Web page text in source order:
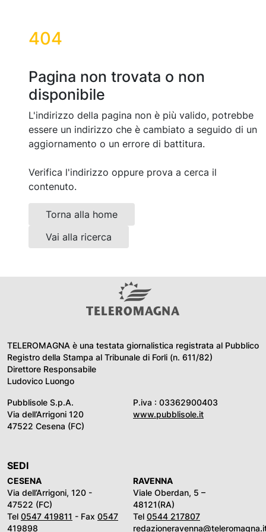
404
Pagina non trovata o non
disponibile
L'indirizzo della pagina non è più valido, potrebbe
essere un indirizzo che è cambiato a seguido di un
aggiornamento o un errore di battitura.
Verifica l'indirizzo oppure prova a cerca il
contenuto.
Torna alla home
Vai alla ricerca
TELEROMAGNA è una testata giornalistica registrata al Pubblico
Registro della Stampa al Tribunale di Forli (n. 611/82)
Direttore Responsabile
Ludovico Luongo
Pubblisole S.p.A.
Via dell’Arrigoni 120
47522 Cesena (FC)
P.iva : 03362900403
www.pubblisole.it
SEDI
CESENA
Via dell’Arrigoni, 120 -
47522 (FC)
Tel 0547 419811 - Fax 0547
419898
RAVENNA
Viale Oberdan, 5 –
48121(RA)
Tel 0544 217807